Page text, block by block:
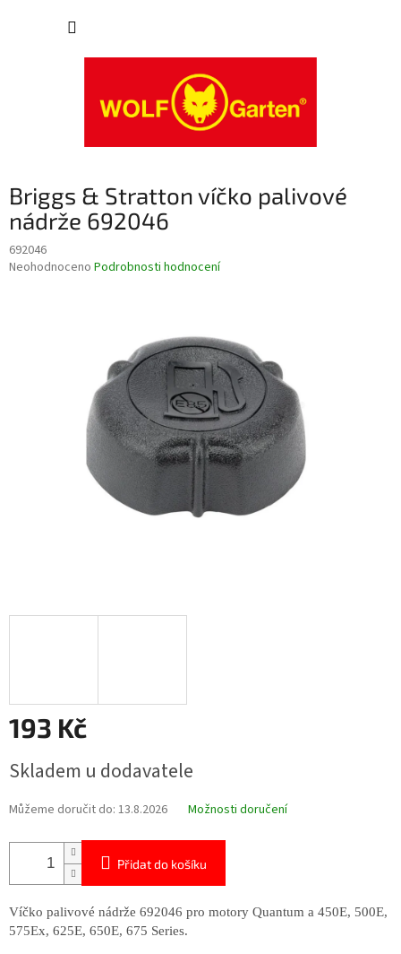
Briggs & Stratton víčko palivové
nádrže 692046
692046
Průměrné
Neohodnoceno Podrobnosti hodnocení
193 Kč
cena:
Skladem u dodavatele
Můžeme doručit do: 13.8.2026 Možnosti doručení
Přidat do košíku
Víčko palivové nádrže 692046 pro motory Quantum a 450E, 500E,
575Ex, 625E, 650E, 675 Series.